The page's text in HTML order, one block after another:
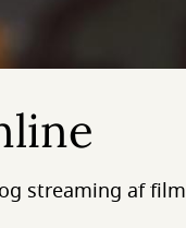
streaming af film